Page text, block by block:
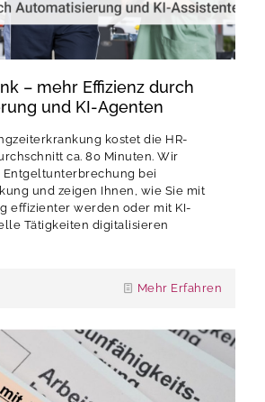
– mehr Effizienz durch
und KI-Agenten
kostet die HR-
ca. 80 Minuten. Wir
bei
und zeigen Ihnen, wie Sie mit
effizienter werden oder mit KI-
Tätigkeiten digitalisieren
Mehr Erfahren